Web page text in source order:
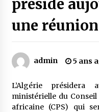
Oum el
4 ans
4 ans
préside
une réunion
admin 5 ans
L’Algérie présidera
ministérielle du
africaine (CPS) qui